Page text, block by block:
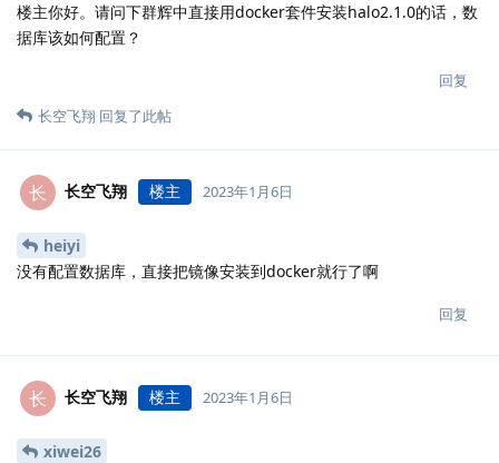
楼主你好。请问下群辉中直接用docker套件安装halo2.1.0的话，数
据库该如何配置？
回复
长空飞翔 回复了此帖
长 长空飞翔 楼主 2023年1月6日
heiyi
没有配置数据库，直接把镜像安装到docker就行了啊
回复
长 长空飞翔 楼主 2023年1月6日
xiwei26